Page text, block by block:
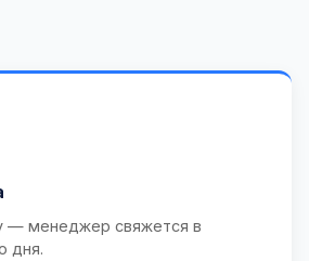
— менеджер свяжется в
дня.